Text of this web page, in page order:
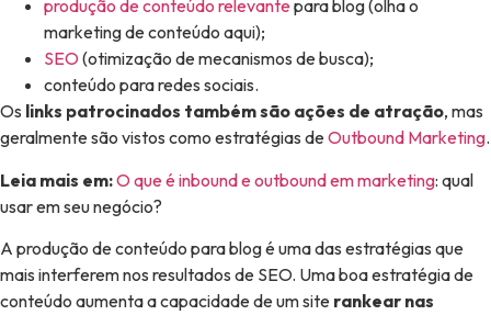
produção de conteúdo relevantepara blog (olha o
marketing de conteúdo aqui);
SEO(otimização de mecanismos de busca);
conteúdo para redes sociais.
Os links patrocinados também são ações de atração, mas
geralmente são vistos como estratégias deOutbound Marketing.
Leia mais em:O que é inbound e outbound em marketing: qual
usar em seu negócio?
A produção de conteúdo para blog é uma das estratégias que
mais interferem nos resultados de SEO. Uma boa estratégia de
conteúdo aumenta a capacidade de um site rankear nas